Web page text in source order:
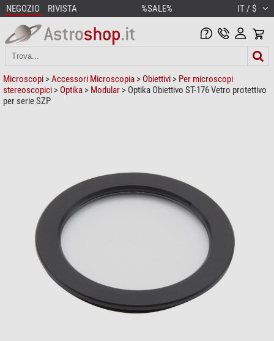
NEGOZIO RIVISTA %SALE% IT / $
Microscopi >Accessori Microscopia > Obiettivi > Per microscopi
stereoscopici > Optika > Modular > Optika Obiettivo ST-176 Vetro protettivo
per serie SZP